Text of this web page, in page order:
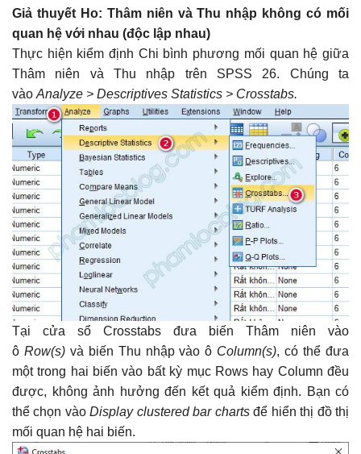
Giả thuyết Ho: Thâm niên và Thu nhập không có mối
quan hệ với nhau (độc lập nhau)
Thực hiện kiểm định Chi bình phương mối quan hệ giữa
Thâm niên và Thu nhập trên SPSS 26. Chúng ta
vào Analyze > Descriptives Statistics > Crosstabs.
Tại cửa sổ Crosstabs đưa biến Thâm niên vào
ô Row(s)và biến Thu nhập vào ô Column(s), có thể đưa
một trong hai biến vào bất kỳ mục Rows hay Column đều
được, không ảnh hưởng đến kết quả kiểm định. Bạn có
thể chọn vàoDisplay clustered bar chartsđể hiển thị đồ thị
mối quan hệ hai biến.